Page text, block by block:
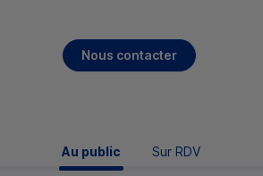
Nous contacter
Au public Sur RDV